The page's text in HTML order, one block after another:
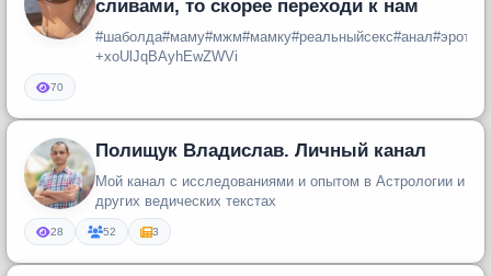
сливами, то скорее переходи к нам
+xoUlJqBAyhEwZWVi
70
Полищук Владислав. Личный канал
Мой канал с исследованиями и опытом в Астрологии и
других ведических текстах
28 52 3